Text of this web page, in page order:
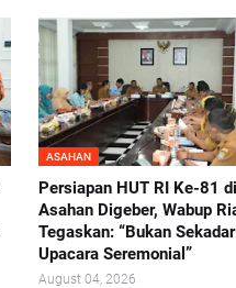
ASAHAN
Persiapan HUT RI Ke-81 di
Asahan Digeber, Wabup
Tegaskan: “Bukan Sekadar
Upacara Seremonial”
August 04, 2026